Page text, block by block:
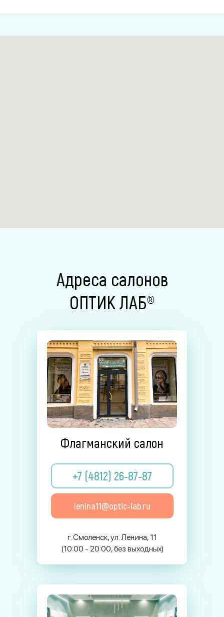
Адреса салонов
ОПТИК ЛАБ®
г. Смоленск, ул. Ленина, 11
(10:00 - 20:00, без выходных)
Флагманский салон
+7 (4812) 26-87-87
lenina11@optic-lab.ru